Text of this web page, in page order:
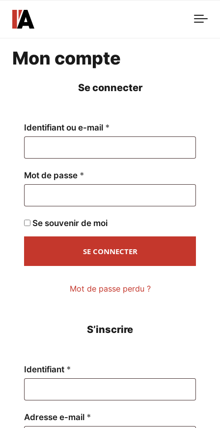
Mon compte
Se connecter
Identifiant ou e-mail *
Mot de passe *
Se souvenir de moi
SE CONNECTER
Mot de passe perdu ?
S’inscrire
Identifiant *
Adresse e-mail *